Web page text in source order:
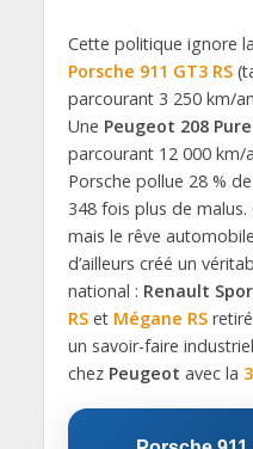
Cette politique ignore
Porsche 911 GT3 RS
parcourant 3 250 km/
Une Peugeot 208
parcourant 12 000 km/
Porsche pollue 28 %
348 fois plus de
mais le rêve
d’ailleurs créé un
national : Renault
RSet Mégane RS
un savoir-faire
chez Peugeot avec la